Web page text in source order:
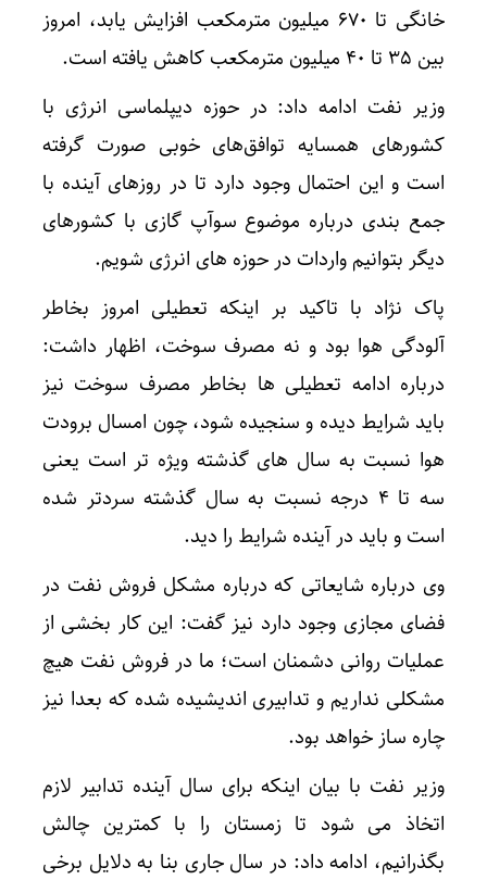
خانگی تا ۶۷۰ میلیون مترمکعب افزایش یابد، امروز
بین ۳۵ تا ۴۰ میلیون مترمکعب کاهش یافته است.
وزیر نفت ادامه داد: در حوزه دیپلماسی انرژی با
کشورهای همسایه توافق‌های خوبی صورت گرفته
است و این احتمال وجود دارد تا در روزهای آینده با
جمع بندی درباره موضوع سوآپ گازی با کشورهای
دیگر بتوانیم واردات در حوزه های انرژی شویم.
پاک نژاد با تاکید بر اینکه تعطیلی امروز بخاطر
آلودگی هوا بود و نه مصرف سوخت، اظهار داشت:
درباره ادامه تعطیلی ها بخاطر مصرف سوخت نیز
باید شرایط دیده و سنجیده شود، چون امسال برودت
هوا نسبت به سال های گذشته ویژه تر است یعنی
سه تا ۴ درجه نسبت به سال گذشته سردتر شده
است و باید در آینده شرایط را دید.
وی درباره شایعاتی که درباره مشکل فروش نفت در
فضای مجازی وجود دارد نیز گفت: این کار بخشی از
عملیات روانی دشمنان است؛ ما در فروش نفت هیچ
مشکلی نداریم و تدابیری اندیشیده شده که بعدا نیز
چاره ساز خواهد بود.
وزیر نفت با بیان اینکه برای سال آینده تدابیر لازم
اتخاذ می شود تا زمستان را با کمترین چالش
بگذرانیم، ادامه داد: در سال جاری بنا به دلایل برخی